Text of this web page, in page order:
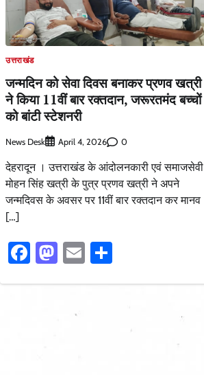
उत्तराखंड
जन्मदिन को सेवा दिवस बनाकर प्रणव खत्री
ने किया 11वीं बार रक्तदान, जरूरतमंद बच्चों
को बांटी स्टेशनरी
News Desk April 4, 2026 0
देहरादून । उत्तराखंड के आंदोलनकारी एवं समाजसेवी
मोहन सिंह खत्री के पुत्र प्रणव खत्री ने अपने
जन्मदिवस के अवसर पर 11वीं बार रक्तदान कर मानव
[…]
Facebook
Mastodon
Email